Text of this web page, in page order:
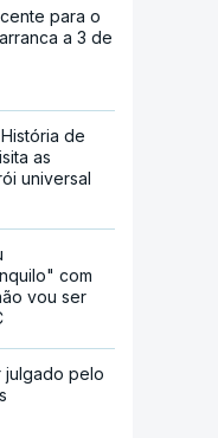
para o
a 3 de
de
as
universal
com
vou ser
julgado pelo